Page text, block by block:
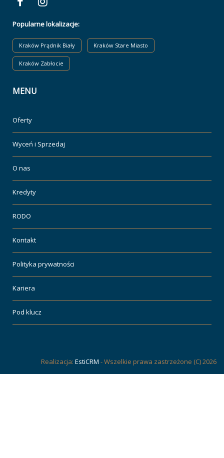
Popularne lokalizacje:
Kraków Prądnik Biały Kraków Stare Miasto
Kraków Zabłocie
MENU
Oferty
Wyceń i Sprzedaj
O nas
Kredyty
RODO
Kontakt
Polityka prywatności
Kariera
Pod klucz
Realizacja: EstiCRM - Wszelkie prawa zastrzeżone (C) 2026